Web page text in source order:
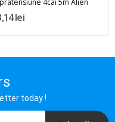
lei
today !